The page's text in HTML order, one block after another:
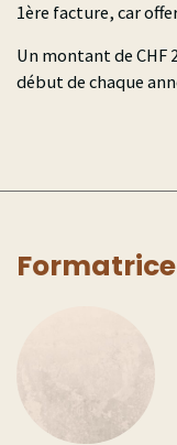
1ère facture, car
Un montant de CHF
début de chaque
Formatrice